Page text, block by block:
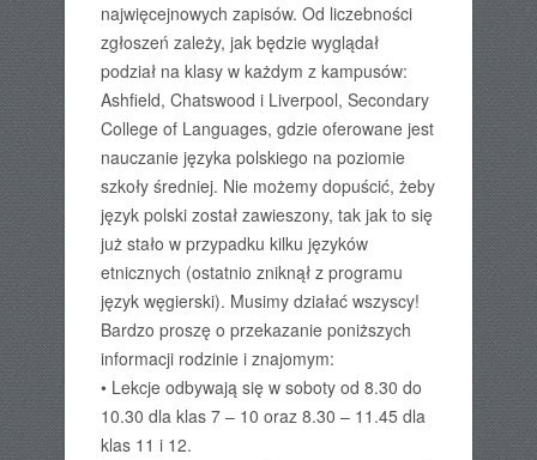
najwięcejnowych zapisów. Od liczebności
zgłoszeń zależy, jak będzie wyglądał
podział na klasy w każdym z kampusów:
Ashfield, Chatswood i Liverpool, Secondary
College of Languages, gdzie oferowane jest
nauczanie języka polskiego na poziomie
szkoły średniej. Nie możemy dopuścić, żeby
język polski został zawieszony, tak jak to się
już stało w przypadku kilku języków
etnicznych (ostatnio zniknął z programu
język węgierski). Musimy działać wszyscy!
Bardzo proszę o przekazanie poniższych
informacji rodzinie i znajomym:
• Lekcje odbywają się w soboty od 8.30 do
10.30 dla klas 7 – 10 oraz 8.30 – 11.45 dla
klas 11 i 12.